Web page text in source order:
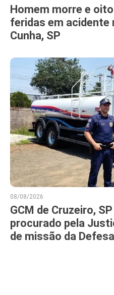
Homem morre e
feridas em acidente
Cunha, SP
08/08/2026
GCM de Cruzeiro,
procurado pela
de missão da Defesa